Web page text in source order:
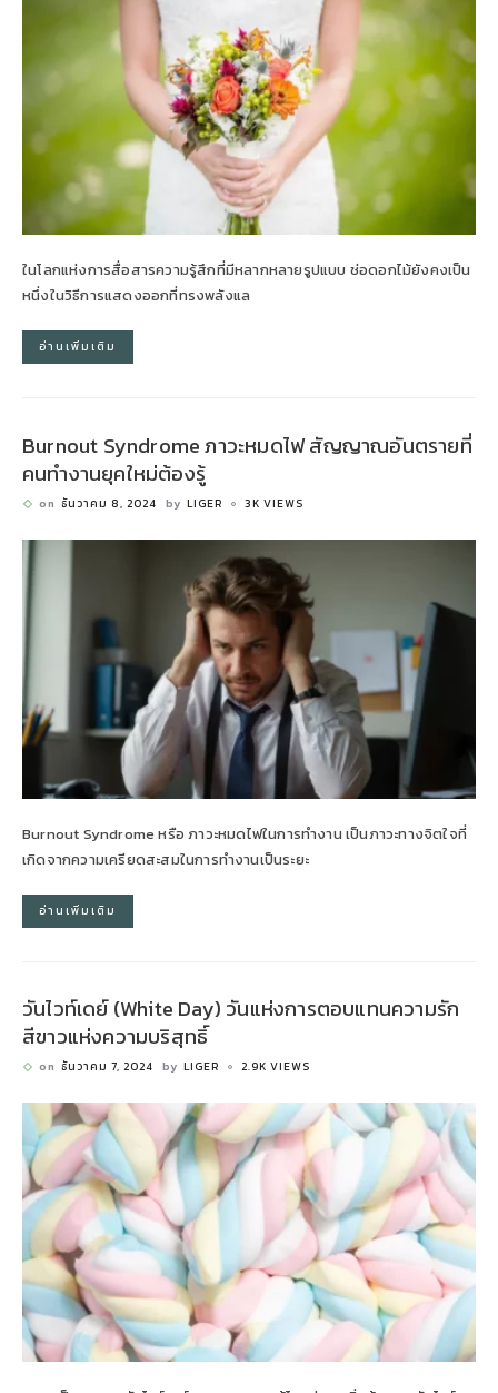
ในโลกแห่งการสื่อสารความรู้สึกที่มีหลากหลายรูปแบบ ช่อดอกไม้ยังคงเป็น
หนึ่งในวิธีการแสดงออกที่ทรงพลังแล
อ่านเพิ่มเติม
Burnout Syndrome ภาวะหมดไฟ สัญญาณอันตรายที่
คนทำงานยุคใหม่ต้องรู้
on ธันวาคม 8, 2024 by LIGER 3K VIEWS
Burnout Syndrome หรือ ภาวะหมดไฟในการทำงาน เป็นภาวะทางจิตใจที่
เกิดจากความเครียดสะสมในการทำงานเป็นระยะ
อ่านเพิ่มเติม
วันไวท์เดย์ (White Day) วันแห่งการตอบแทนความรัก
สีขาวแห่งความบริสุทธิ์
on ธันวาคม 7, 2024 by LIGER 2.9K VIEWS